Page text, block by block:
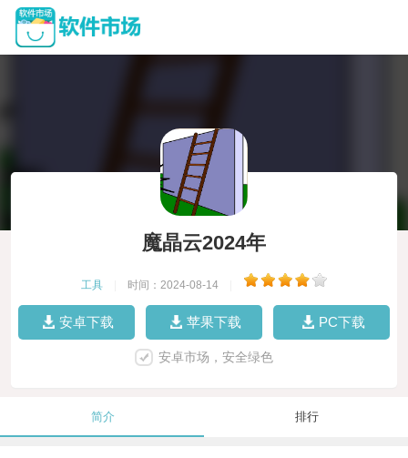
魔晶云2024年
工具 时间：2024-08-14
安卓下载 苹果下载 PC下载
安卓市场，安全绿色
简介 排行